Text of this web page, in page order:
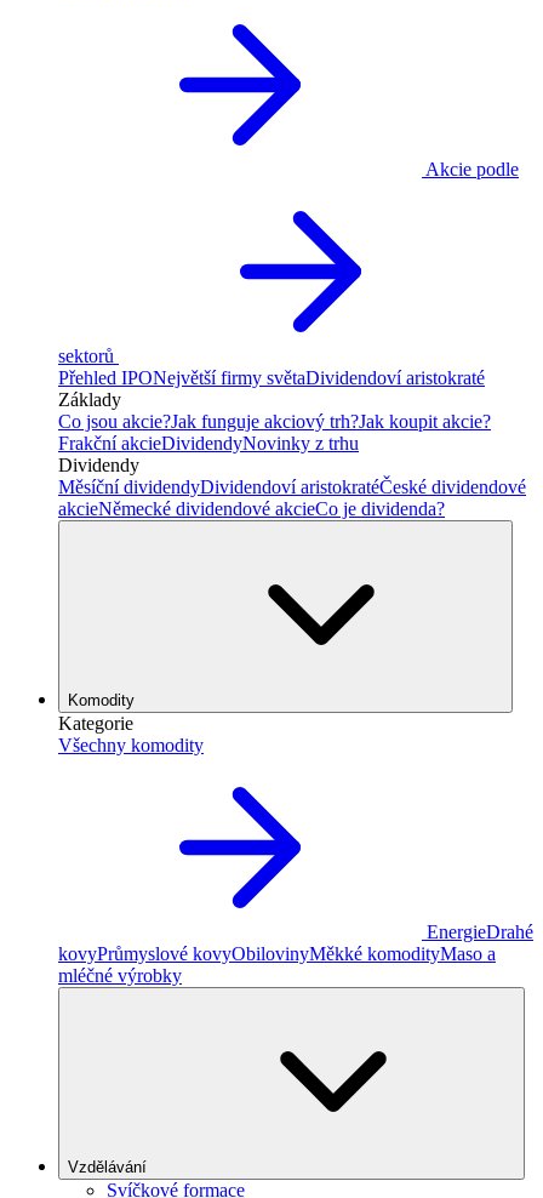
Akcie podle
sektorů
Přehled IPONejvětší firmy světaDividendoví aristokraté
Základy
Co jsou akcie?Jak funguje akciový trh?Jak koupit akcie?
Frakční akcieDividendyNovinky z trhu
Dividendy
Měsíční dividendyDividendoví aristokratéČeské dividendové
akcieNěmecké dividendové akcieCo je dividenda?
Komodity
Kategorie
Všechny komodity
EnergieDrahé
kovyPrůmyslové kovyObilovinyMěkké komodityMaso a
mléčné výrobky
Vzdělávání
Svíčkové formace